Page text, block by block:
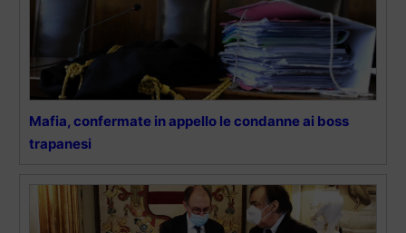
Mafia, confermate in appello le condanne ai boss
trapanesi